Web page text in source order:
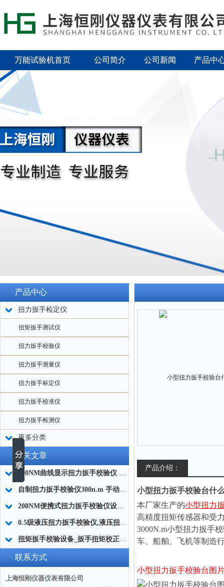
万能试验机首页 公司简介 公司新闻 产品中
产品中心
扭力扳手检定仪
扭矩扳手测试仪
扭力扳手校验仪
扭力扳手测量仪
扭力扳手标定仪
扭力扳手校准仪
扭力扳手检测仪
更多分类
相关文章
200NM曲线显示扭力扳手校验仪 实时曲线扭力扳手校验装置厂家
自制扭力扳手校验仪300n.m 手动高精度扭矩扳子检定仪品牌
200NM便携式扭力扳手校验仪设备 汽车维修用扭力扳手校验工具厂家
0.5级液压扭力扳手校验仪,液压扭力板子校验仪器厂家
扭矩扳手校验设备_扳手扭矩校正器_扭力扳手校验仪厂家
联系方式
上海恒刚仪器仪表有限公司
产品介绍：
小型扭力扳手校验台什
本厂家生产的小型扭力
高精度扭矩传感器和受
3000N.m小型扭力扳手
车、船舶、飞机等制造
小型扭力扳手校验台图